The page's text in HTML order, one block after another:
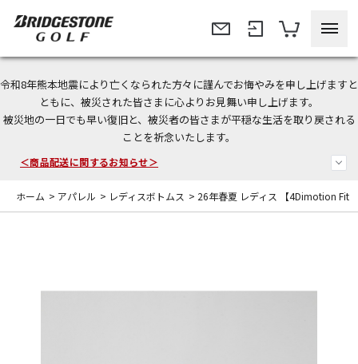
令和8年熊本地震により亡くなられた方々に謹んでお悔やみを申し上げますと
ともに、被災された皆さまに心よりお見舞い申し上げます。
被災地の一日でも早い復旧と、被災者の皆さまが平穏な生活を取り戻される
ことを祈念いたします。
今なら新規会員登録で1,000円OFFクーポンプレゼント！
＜商品配送に関するお知らせ＞
＜夏季休暇中のご注文・発送・お問い合わせ＞
ホーム > アパレル > レディスボトムス > 26年春夏 レディス 【4Dimotion Fit